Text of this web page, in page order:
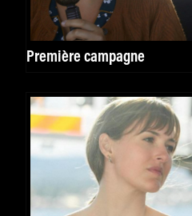
Première campagne